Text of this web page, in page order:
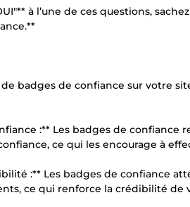
à l’une de ces questions,
badges de confiance sur votre
:** Les badges de
ce qui les encourage à
:** Les badges de confiance
ce qui renforce la crédibilité